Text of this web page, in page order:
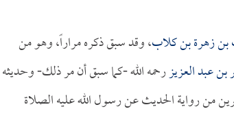
بن زهرة بن كلاب، وقد سبق ذكره مراراً، وهو من
عبد العزيزرحمه الله -كما سبق أن مر ذلك- وحديثه
من رواية الحديث عن رسول الله عليه الصلاة